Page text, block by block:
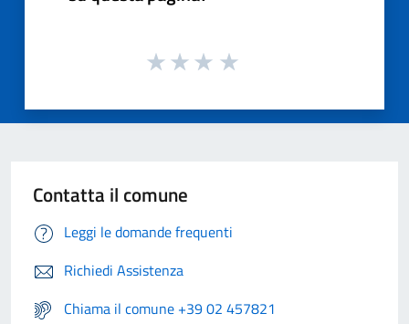
Contatta il comune
Leggi le domande frequenti
Richiedi Assistenza
Chiama il comune +39 02 457821